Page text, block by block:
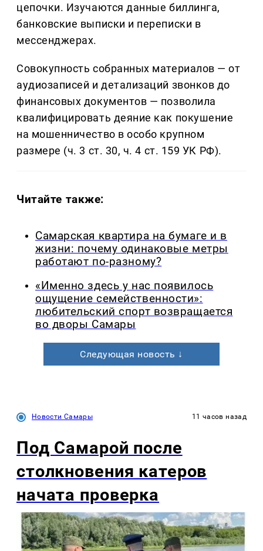
цепочки. Изучаются данные биллинга,
банковские выписки и переписки в
мессенджерах.
Совокупность собранных материалов — от
аудиозаписей и детализаций звонков до
финансовых документов — позволила
квалифицировать деяние как покушение
на мошенничество в особо крупном
размере (ч. 3 ст. 30, ч. 4 ст. 159 УК РФ).
Читайте также:
Самарская квартира на бумаге и в
жизни: почему одинаковые метры
работают по-разному?
«Именно здесь у нас появилось
ощущение семейственности»:
любительский спорт возвращается
во дворы Самары
Следующая новость ↓
Новости Самары 11 часов назад
Под Самарой после
столкновения катеров
начата проверка